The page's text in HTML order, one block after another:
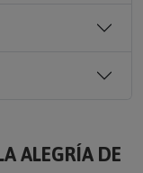
nombre debajo
ALEGRÍA DE